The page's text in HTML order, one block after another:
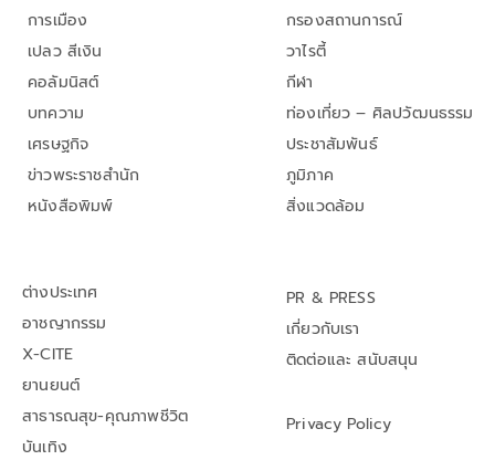
การเมือง
เปลว สีเงิน
คอลัมนิสต์
บทความ
เศรษฐกิจ
ข่าวพระราชสำนัก
หนังสือพิมพ์
กรองสถานการณ์
วาไรตี้
กีฬา
ท่องเที่ยว – ศิลปวัฒนธรรม
ประชาสัมพันธ์
ภูมิภาค
สิ่งแวดล้อม
ต่างประเทศ
อาชญากรรม
X-CITE
ยานยนต์
สาธารณสุข-คุณภาพชีวิต
บันเทิง
PR & PRESS
เกี่ยวกับเรา
ติดต่อและ สนับสนุน
Privacy Policy